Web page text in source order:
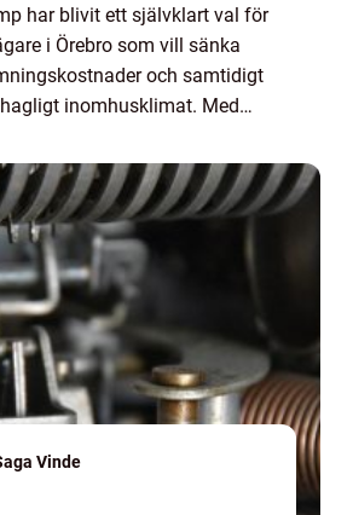
har blivit ett självklart val för
i Örebro som vill sänka
och samtidigt
inomhusklimat. Med
Vinde